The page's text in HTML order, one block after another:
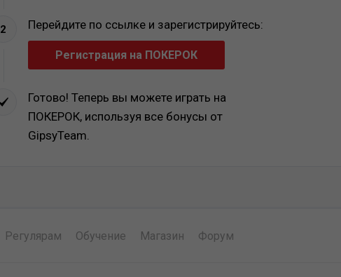
2 Перейдите по ссылке и зарегистрируйтесь:
Регистрация на ПОКЕРОК
Готово! Теперь вы можете играть на
ПОКЕРОК, используя все бонусы от
GipsyTeam.
Регулярам Обучение Магазин Форум